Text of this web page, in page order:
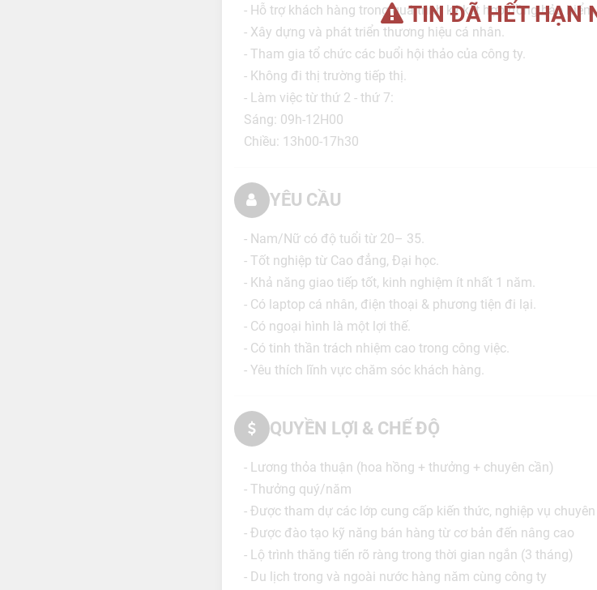
TIN ĐÃ HẾT HẠN
- Hỗ trợ khách hàng trong quá trình ký kết hợp đồng bảo
- Xây dựng và phát triển thương hiệu cá nhân.
- Tham gia tổ chức các buổi hội thảo của công ty.
- Không đi thị trường tiếp thị.
- Làm việc từ thứ 2 - thứ 7:
Sáng: 09h-12H00
Chiều: 13h00-17h30
YÊU CẦU
- Nam/Nữ có độ tuổi từ 20– 35.
- Tốt nghiệp từ Cao đẳng, Đại học.
- Khả năng giao tiếp tốt, kinh nghiệm ít nhất 1 năm.
- Có laptop cá nhân, điện thoại & phương tiện đi lại.
- Có ngoại hình là một lợi thế.
- Có tinh thần trách nhiệm cao trong công việc.
- Yêu thích lĩnh vực chăm sóc khách hàng.
QUYỀN LỢI & CHẾ ĐỘ
- Lương thỏa thuận (hoa hồng + thưởng + chuyên cần)
- Thưởng quý/năm
- Được tham dự các lớp cung cấp kiến thức, nghiệp vụ
- Được đào tạo kỹ năng bán hàng từ cơ bản đến nâng cao
- Lộ trình thăng tiến rõ ràng trong thời gian ngắn (3 tháng)
- Du lịch trong và ngoài nước hàng năm cùng công ty